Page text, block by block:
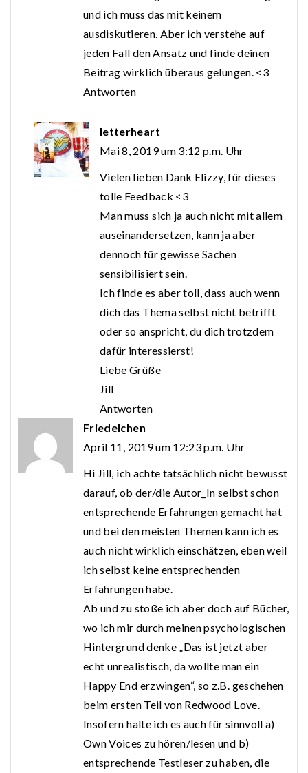
und ich muss das mit keinem
ausdiskutieren. Aber ich verstehe auf
jeden Fall den Ansatz und finde deinen
Beitrag wirklich überaus gelungen. <3
Antworten
letterheart
Mai 8, 2019 um 3:12 p.m. Uhr
Vielen lieben Dank Elizzy, für dieses
tolle Feedback <3
Man muss sich ja auch nicht mit allem
auseinandersetzen, kann ja aber
dennoch für gewisse Sachen
sensibilisiert sein.
Ich finde es aber toll, dass auch wenn
dich das Thema selbst nicht betrifft
oder so anspricht, du dich trotzdem
dafür interessierst!
Liebe Grüße
Jill
Antworten
Friedelchen
April 11, 2019 um 12:23 p.m. Uhr
Hi Jill, ich achte tatsächlich nicht bewusst
darauf, ob der/die Autor_In selbst schon
entsprechende Erfahrungen gemacht hat
und bei den meisten Themen kann ich es
auch nicht wirklich einschätzen, eben weil
ich selbst keine entsprechenden
Erfahrungen habe.
Ab und zu stoße ich aber doch auf Bücher,
wo ich mir durch meinen psychologischen
Hintergrund denke „Das ist jetzt aber
echt unrealistisch, da wollte man ein
Happy End erzwingen“, so z.B. geschehen
beim ersten Teil von Redwood Love.
Insofern halte ich es auch für sinnvoll a)
Own Voices zu hören/lesen und b)
entsprechende Testleser zu haben, die